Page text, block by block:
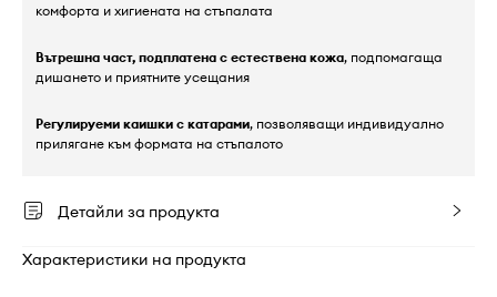
комфорта и хигиената на стъпалата
Вътрешна част, подплатена с естествена кожа, подпомагаща
дишането и приятните усещания
Регулируеми каишки с катарами, позволяващи индивидуално
прилягане към формата на стъпалото
Детайли за продукта
Характеристики на продукта